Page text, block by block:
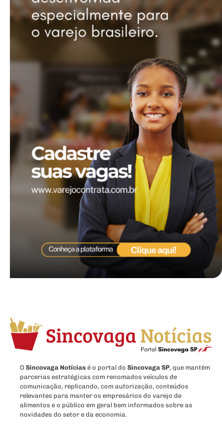
O Sincovaga Notícias é o portal do Sincovaga SP, que mantém
parcerias estratégicas com renomados veículos de
comunicação, replicando, com autorização, conteúdos
relevantes para manter os empresários do varejo de
alimentos e o público em geral bem informados sobre as
novidades do setor e da economia.